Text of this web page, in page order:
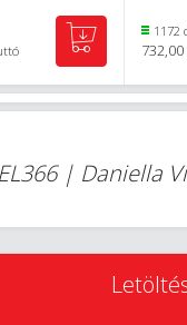
1172
732,00
| Daniella